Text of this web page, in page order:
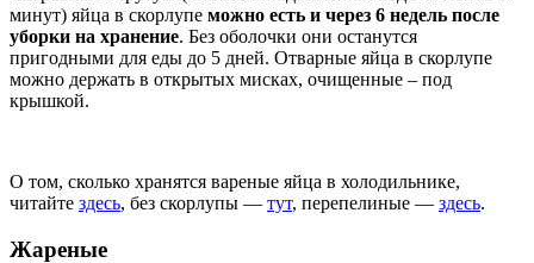
минут) яйца в скорлупе можно есть и через 6 недель после
уборки на хранение. Без оболочки они останутся
пригодными для еды до 5 дней. Отварные яйца в скорлупе
можно держать в открытых мисках, очищенные – под
крышкой.
О том, сколько хранятся вареные яйца в холодильнике,
читайте здесь, без скорлупы — тут, перепелиные — здесь.
Жареные